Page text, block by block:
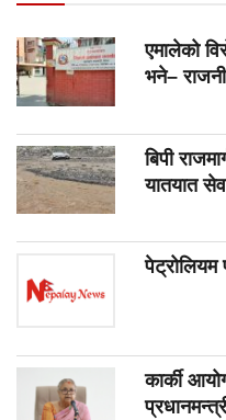
एमालेको
भने–
बिपी
यातयात
पेट्रोलियम
कार्की